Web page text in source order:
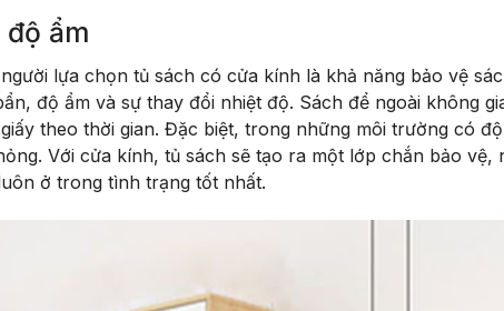
ẩm
lựa chọn tủ sách có cửa kính là khả năng bảo vệ
độ ẩm và sự thay đổi nhiệt độ. Sách để ngoài không
theo thời gian. Đặc biệt, trong những môi trường có
Với cửa kính, tủ sách sẽ tạo ra một lớp chắn bảo vệ,
ở trong tình trạng tốt nhất.